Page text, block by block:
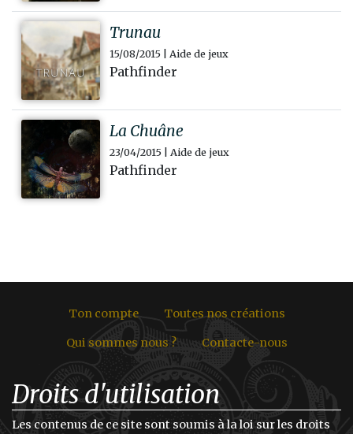
Trunau
15/08/2015 | Aide de jeux
Pathfinder
La Chuâne
23/04/2015 | Aide de jeux
Pathfinder
Ton compte Toutes nos créations
Qui sommes nous ? Contacte-nous
Droits d'utilisation
Les contenus de ce site sont soumis à la loi sur les droits